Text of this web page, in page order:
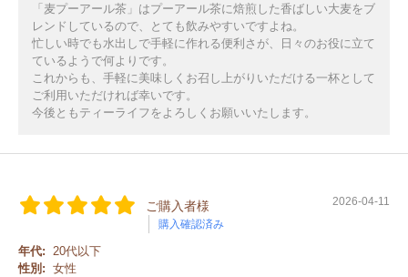
「麦プーアール茶」はプーアール茶に焙煎した香ばしい大麦をブ
レンドしているので、とても飲みやすいですよね。
忙しい時でも水出しで手軽に作れる便利さが、日々のお役に立て
ているようで何よりです。
これからも、手軽に美味しくお召し上がりいただける一杯として
ご利用いただければ幸いです。
今後ともティーライフをよろしくお願いいたします。
ご購入者様
購入確認済み
2026-04-11
年代: 20代以下
性別: 女性